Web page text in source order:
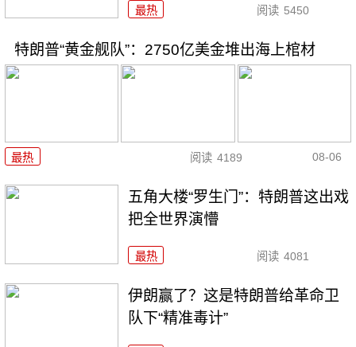
最热 阅读 5450
特朗普“黄金舰队”：2750亿美金堆出海上棺材
最热 阅读 4189 08-06
五角大楼“罗生门”：特朗普这出戏
把全世界演懵
最热 阅读 4081
伊朗赢了？这是特朗普给革命卫
队下“精准毒计”